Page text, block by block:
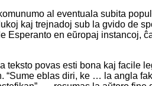
al eventuala subita
kaj trejnadoj sub la gvido de
Esperanto en eŭropaj instancoj,
teksto povas esti bona kaj facile
eblas diri, ke … la angla